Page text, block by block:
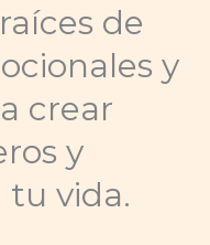
de
y
crear
y
tu vida.